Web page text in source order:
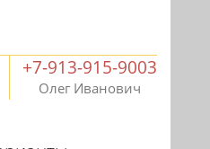
+7-913-915-9003
Олег Иванович